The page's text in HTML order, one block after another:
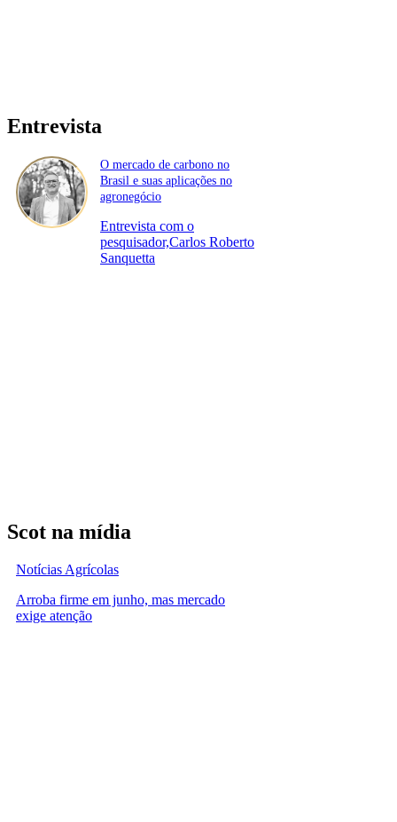
Entrevista
O mercado de carbono no
Brasil e suas aplicações no
agronegócio
Entrevista com o
pesquisador,Carlos Roberto
Sanquetta
Scot na mídia
Notícias Agrícolas
Arroba firme em junho, mas mercado
exige atenção